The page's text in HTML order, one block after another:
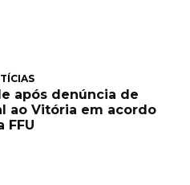
após denúncia de
ao Vitória em acordo
FFU